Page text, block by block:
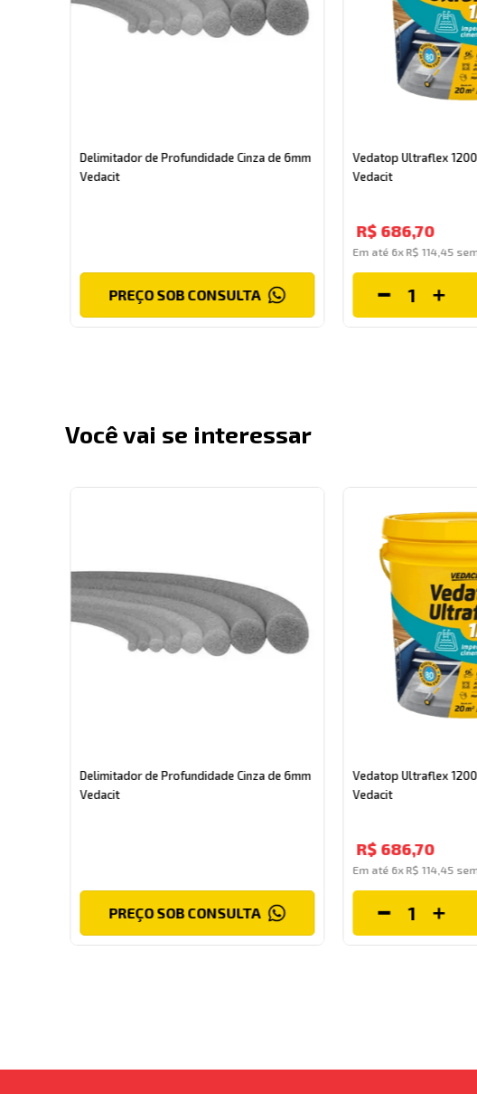
Delimitador de Profundidade Cinza de 6mm
Vedacit
PREÇO SOB CONSULTA
Vedatop Ultraflex
Vedacit
R$ 686,70
Em até 6x R$ 114 ,45
Você vai se interessar
Delimitador de Profundidade Cinza de 6mm
Vedacit
PREÇO SOB CONSULTA
Vedatop Ultraflex
Vedacit
R$ 686,70
Em até 6x R$ 114 ,45